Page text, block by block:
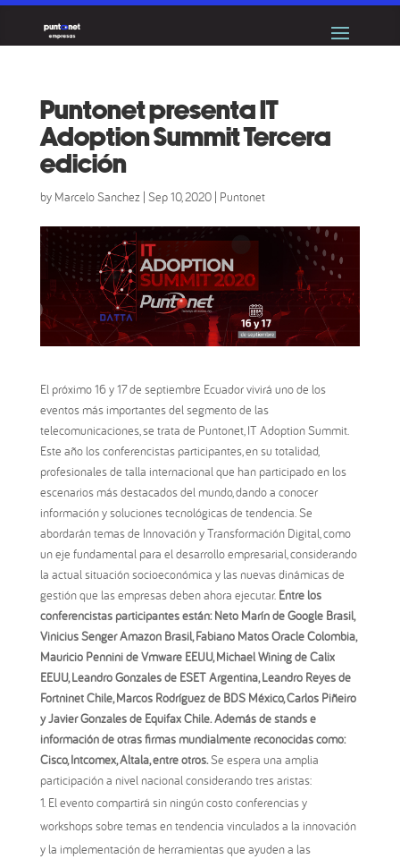
Puntonet presenta IT
Adoption Summit Tercera
edición
by Marcelo Sanchez| Sep 10, 2020| Puntonet
El próximo 16 y 17 de septiembre Ecuador vivirá uno de los
eventos más importantes del segmento de las
telecomunicaciones, se trata de Puntonet, IT Adoption Summit.
Este año los conferencistas participantes, en su totalidad,
profesionales de talla internacional que han participado en los
escenarios más destacados del mundo, dando a conocer
información y soluciones tecnológicas de tendencia. Se
abordarán temas de Innovación y Transformación Digital, como
un eje fundamental para el desarrollo empresarial, considerando
la actual situación socioeconómica y las nuevas dinámicas de
gestión que las empresas deben ahora ejecutar. Entre los
conferencistas participantes están: Neto Marín de Google Brasil,
Vinicius Senger Amazon Brasil, Fabiano Matos Oracle Colombia,
Mauricio Pennini de Vmware EEUU, Michael Wining de Calix
EEUU, Leandro Gonzales de ESET Argentina, Leandro Reyes de
Fortninet Chile, Marcos Rodríguez de BDS México, Carlos Piñeiro
y Javier Gonzales de Equifax Chile. Además de stands e
información de otras firmas mundialmente reconocidas como:
Cisco, Intcomex, Altala, entre otros.Se espera una amplia
participación a nivel nacional considerando tres aristas:
El evento compartirá sin ningún costo conferencias y
workshops sobre temas en tendencia vinculados a la innovación
y la implementación de herramientas que ayuden a las